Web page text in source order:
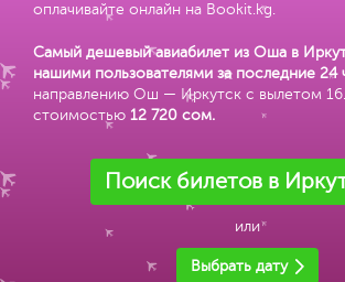
оплачивайте онлайн на Bookit.kg.
Самый дешевый авиабилет из Оша в
нашими пользователями за последние 24
направлению Ош — Иркутск с вылетом
стоимостью 12 720 сом.
Поиск билетов в
или
Выбрать дату